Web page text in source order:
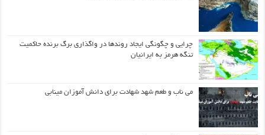
چرایی و چگونگی ایجاد روندها در واگذاری برگ برنده حاکمیت
تنگه هرمز به ایرانیان
می ناب و طعم شهد شهادت برای دانش آموزان مینابی